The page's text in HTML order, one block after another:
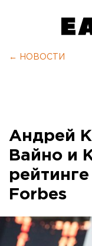
← НОВОСТИ
Андрей
Вайно и
Forbes